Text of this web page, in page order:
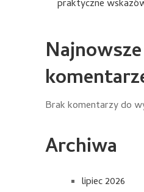
praktyczne
Najnowsze
Brak komentarzy do
Archiwa
lipiec 2026